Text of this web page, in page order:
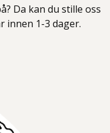
Da kan du stille oss
innen 1-3 dager.